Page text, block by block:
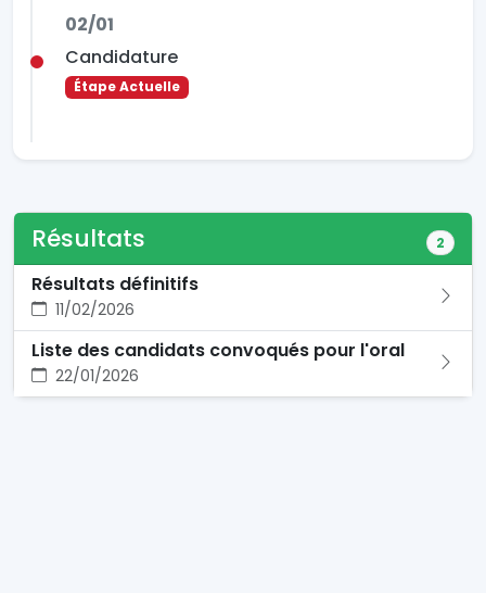
02/01
Candidature
Étape Actuelle
Résultats 2
Résultats définitifs
11/02/2026
Liste des candidats convoqués pour l'oral
22/01/2026